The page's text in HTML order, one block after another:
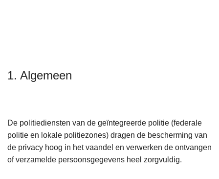
1. Algemeen
De politiediensten van de geïntegreerde politie (federale
politie en lokale politiezones) dragen de bescherming van
de privacy hoog in het vaandel en verwerken de ontvangen
of verzamelde persoonsgegevens heel zorgvuldig.